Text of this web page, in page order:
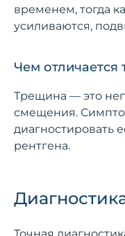
временем, тогда
усиливаются,
Чем
Трещина — это
смещения.
диагностировать
рентгена.
Точная